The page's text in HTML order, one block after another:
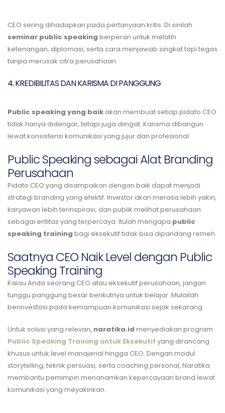
CEO sering dihadapkan pada pertanyaan kritis. Di sinilah
seminar public speaking berperan untuk melatih
ketenangan, diplomasi, serta cara menjawab singkat tapi tegas
tanpa merusak citra perusahaan.
4. KREDIBILITAS DAN KARISMA DI PANGGUNG
Public speaking yang baik akan membuat setiap pidato CEO
tidak hanya didengar, tetapi juga diingat. Karisma dibangun
lewat konsistensi komunikasi yang jujur dan profesional.
Public Speaking sebagai Alat Branding
Perusahaan
Pidato CEO yang disampaikan dengan baik dapat menjadi
strategi branding yang efektif. Investor akan merasa lebih yakin,
karyawan lebih terinspirasi, dan publik melihat perusahaan
sebagai entitas yang terpercaya. Itulah mengapa public
speaking training bagi eksekutif tidak bisa dipandang remeh.
Saatnya CEO Naik Level dengan Public
Speaking Training
Kalau Anda seorang CEO atau eksekutif perusahaan, jangan
tunggu panggung besar berikutnya untuk belajar. Mulailah
berinvestasi pada kemampuan komunikasi sejak sekarang.
Untuk solusi yang relevan, naratika.id menyediakan program
Public Speaking Training untuk Eksekutif yang dirancang
khusus untuk level manajerial hingga CEO. Dengan modul
storytelling, teknik persuasi, serta coaching personal, Naratika
membantu pemimpin menanamkan kepercayaan brand lewat
komunikasi yang meyakinkan.